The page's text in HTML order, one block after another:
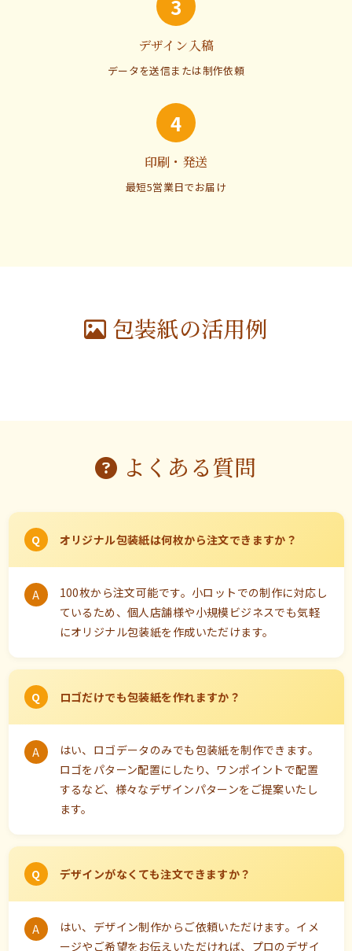
3
デザイン入稿
データを送信または制作依頼
4
印刷・発送
最短5営業日でお届け
包装紙の活用例
よくある質問
オリジナル包装紙は何枚から注文できますか？
100枚から注文可能です。小ロットでの制作に対応し
ているため、個人店舗様や小規模ビジネスでも気軽
にオリジナル包装紙を作成いただけます。
ロゴだけでも包装紙を作れますか？
はい、ロゴデータのみでも包装紙を制作できます。
ロゴをパターン配置にしたり、ワンポイントで配置
するなど、様々なデザインパターンをご提案いたし
ます。
デザインがなくても注文できますか？
はい、デザイン制作からご依頼いただけます。イメ
ージやご希望をお伝えいただければ、プロのデザイ